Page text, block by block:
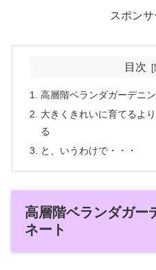
スポン
目次
高層階ベランダガーデニ
大きくきれいに育てるよ
る
と、いうわけで・・・
高層階ベランダガー
ネート